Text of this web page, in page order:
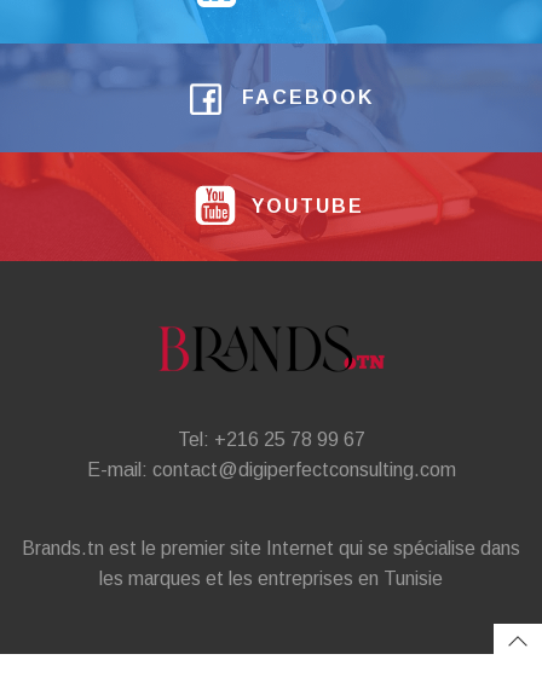
FACEBOOK
YOUTUBE
Tel: +216 25 78 99 67
E-mail: contact@digiperfectconsulting.com
Brands.tn est le premier site Internet qui se spécialise dans
les marques et les entreprises en Tunisie